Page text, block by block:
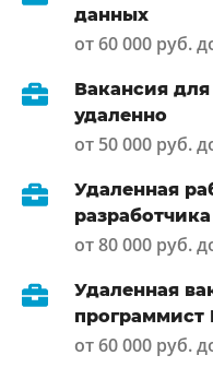
данных
от 60 000 руб.
Вакансия
удаленно
от 50 000 руб.
Удаленная
разработчика
от 80 000 руб.
Удаленная
программист
от 60 000 руб.